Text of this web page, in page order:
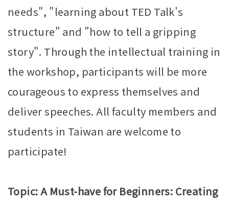
needs", "learning about TED Talk's
structure" and "how to tell a gripping
story". Through the intellectual training in
the workshop, participants will be more
courageous to express themselves and
deliver speeches. All faculty members and
students in Taiwan are welcome to
participate!
Topic: A Must-have for Beginners: Creating